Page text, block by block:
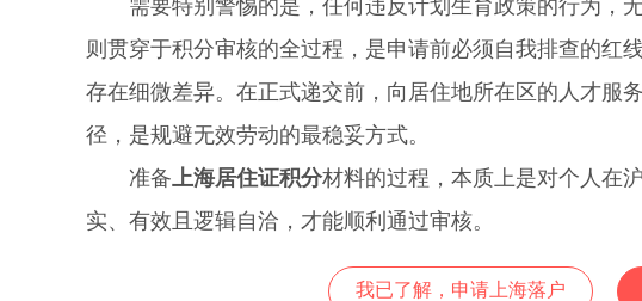
需要特别警惕的是，任何违反计划生育政策的行为，
则贯穿于积分审核的全过程，是申请前必须自我排查的红
存在细微差异。在正式递交前，向居住地所在区的人才服
径，是规避无效劳动的最稳妥方式。
准备 上海居住证积分材料的过程，本质上是对个人在
实、有效且逻辑自洽，才能顺利通过审核。
我已了解，申请上海落户